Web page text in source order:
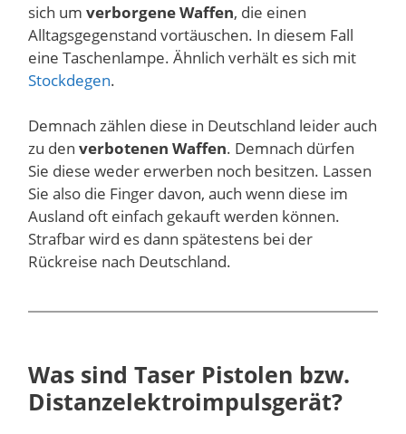
sich um verborgene Waffen, die einen
Alltagsgegenstand vortäuschen. In diesem Fall
eine Taschenlampe. Ähnlich verhält es sich mit
Stockdegen.
Demnach zählen diese in Deutschland leider auch
zu den verbotenen Waffen. Demnach dürfen
Sie diese weder erwerben noch besitzen. Lassen
Sie also die Finger davon, auch wenn diese im
Ausland oft einfach gekauft werden können.
Strafbar wird es dann spätestens bei der
Rückreise nach Deutschland.
Was sind Taser Pistolen bzw.
Distanzelektroimpulsgerät?